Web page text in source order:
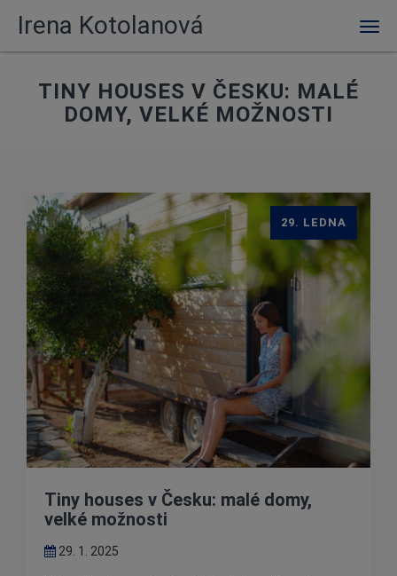
Irena Kotolanová
TINY HOUSES V ČESKU: MALÉ
DOMY, VELKÉ MOŽNOSTI
Tiny houses v Česku: malé domy,
velké možnosti
29. 1. 2025
29. LEDNA